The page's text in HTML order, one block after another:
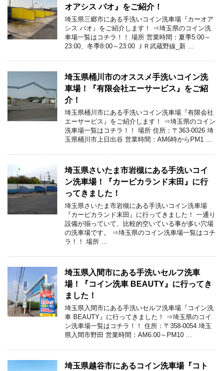
オアシス パオ』をご紹介！
埼玉県三郷市にある手洗いコイン洗車場『カーオア
シス パオ』をご紹介します！ ⇒埼玉県のコイン洗
車場一覧はコチラ！！ 場所 営業時間：夏季5:00～
23:00、冬季8:00～23:00 ＪＲ武蔵野線_新 …
埼玉県桶川市のオススメ手洗いコイン洗
車場！『有限会社エーサービス』をご紹
介！
埼玉県桶川市にある手洗いコイン洗車場『有限会社
エーサービス』をご紹介します！ ⇒埼玉県のコイン
洗車場一覧はコチラ！！ 場所 住所：〒363-0026 埼
玉県桶川市上日出谷 営業時間：AM6時からPM1 …
埼玉県さいたま市岩槻にある手洗いコイ
ン洗車場！『カーピカランド末田』に行
ってきました！
埼玉県さいたま市岩槻にある手洗いコイン洗車場
『カーピカランド末田』に行ってきました！ 一通り
設備が揃っていて、比較的空いている事が多い穴場
の洗車場です。 ⇒埼玉県のコイン洗車場一覧はコチ
ラ！！ 場所 …
埼玉県入間市にある手洗いセルフ洗車
場！『コイン洗車 BEAUTY』に行ってき
ました！
埼玉県入間市にある手洗いセルフ洗車場『コイン洗
車 BEAUTY』に行ってきました！ ⇒埼玉県のコイ
ン洗車場一覧はコチラ！！ 住所：〒358-0054 埼玉
県入間市野田 営業時間：AM6:00～PM10 …
埼玉県越谷市にあるコイン洗車場『コト